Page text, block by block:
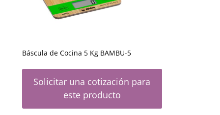
Báscula de Cocina 5 Kg BAMBU-5
Solicitar una cotización para
este producto